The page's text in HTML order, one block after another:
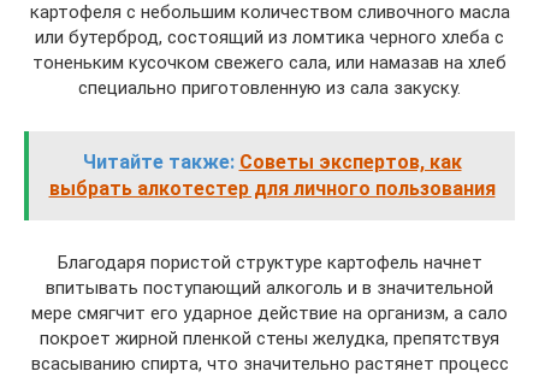
картофеля с небольшим количеством сливочного масла
или бутерброд, состоящий из ломтика черного хлеба с
тоненьким кусочком свежего сала, или намазав на хлеб
специально приготовленную из сала закуску.
Читайте также: Советы экспертов, как
выбрать алкотестер для личного пользования
Благодаря пористой структуре картофель начнет
впитывать поступающий алкоголь и в значительной
мере смягчит его ударное действие на организм, а сало
покроет жирной пленкой стены желудка, препятствуя
всасыванию спирта, что значительно растянет процесс